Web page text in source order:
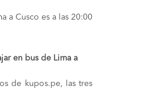
a Cusco es a las 20:00
en bus de Lima a
de kupos.pe, las tres